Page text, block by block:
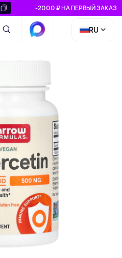
-2000 ₽ НА ПЕРВЫЙ ЗАКАЗ
RU